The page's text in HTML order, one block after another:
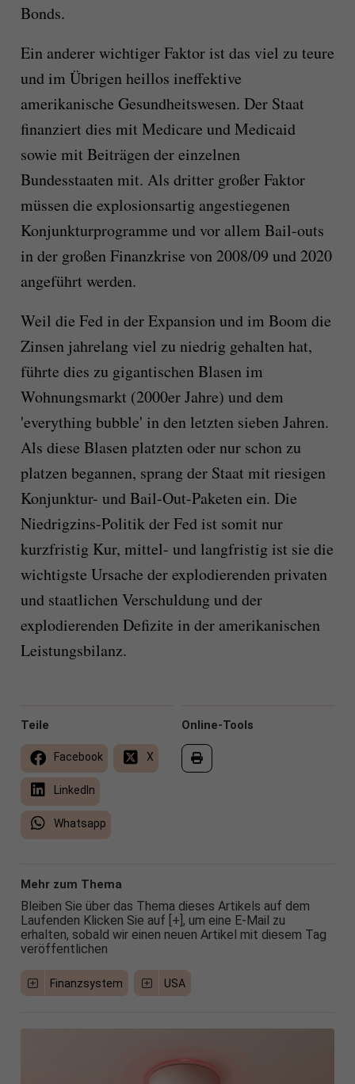
Bonds.
Ein anderer wichtiger Faktor ist das viel zu teure
und im Übrigen heillos ineffektive
amerikanische Gesundheitswesen. Der Staat
finanziert dies mit Medicare und Medicaid
sowie mit Beiträgen der einzelnen
Bundesstaaten mit. Als dritter großer Faktor
müssen die explosionsartig angestiegenen
Konjunkturprogramme und vor allem Bail-outs
in der großen Finanzkrise von 2008/09 und 2020
angeführt werden.
Weil die Fed in der Expansion und im Boom die
Zinsen jahrelang viel zu niedrig gehalten hat,
führte dies zu gigantischen Blasen im
Wohnungsmarkt (2000er Jahre) und dem
'everything bubble' in den letzten sieben Jahren.
Als diese Blasen platzten oder nur schon zu
platzen begannen, sprang der Staat mit riesigen
Konjunktur- und Bail-Out-Paketen ein. Die
Niedrigzins-Politik der Fed ist somit nur
kurzfristig Kur, mittel- und langfristig ist sie die
wichtigste Ursache der explodierenden privaten
und staatlichen Verschuldung und der
explodierenden Defizite in der amerikanischen
Leistungsbilanz.
Online-Tools
Teile
Facebook X
LinkedIn
Whatsapp
Mehr zum Thema
Bleiben Sie über das Thema dieses Artikels auf dem
Laufenden Klicken Sie auf [+], um eine E-Mail zu
erhalten, sobald wir einen neuen Artikel mit diesem Tag
veröffentlichen
Finanzsystem USA